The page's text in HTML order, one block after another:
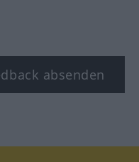
absenden